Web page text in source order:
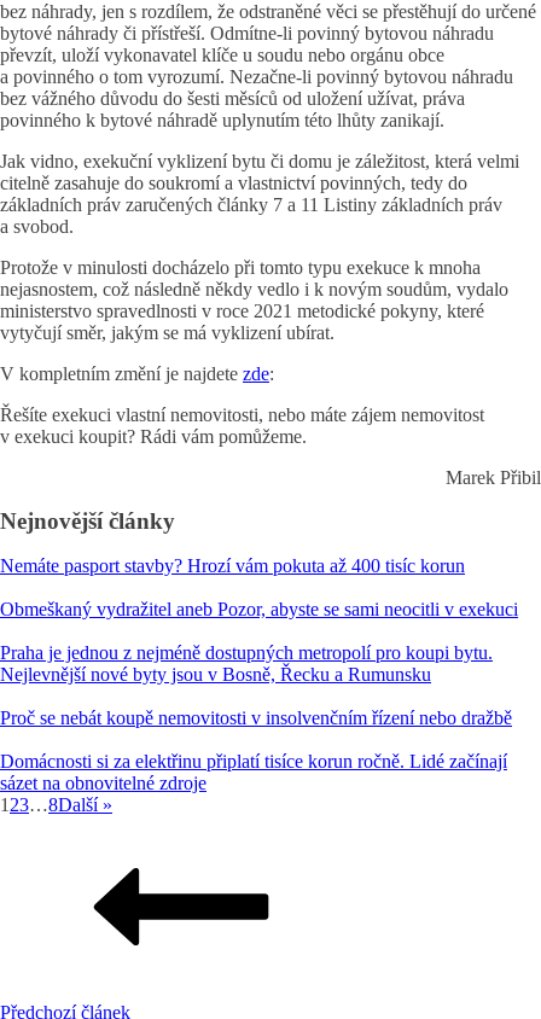
bez náhrady, jen s rozdílem, že odstraněné věci se přestěhují do určené
bytové náhrady či přístřeší. Odmítne-li povinný bytovou náhradu
převzít, uloží vykonavatel klíče u soudu nebo orgánu obce
a povinného o tom vyrozumí. Nezačne-li povinný bytovou náhradu
bez vážného důvodu do šesti měsíců od uložení užívat, práva
povinného k bytové náhradě uplynutím této lhůty zanikají.
Jak vidno, exekuční vyklizení bytu či domu je záležitost, která velmi
citelně zasahuje do soukromí a vlastnictví povinných, tedy do
základních práv zaručených články 7 a 11 Listiny základních práv
a svobod.
Protože v minulosti docházelo při tomto typu exekuce k mnoha
nejasnostem, což následně někdy vedlo i k novým soudům, vydalo
ministerstvo spravedlnosti v roce 2021 metodické pokyny, které
vytyčují směr, jakým se má vyklizení ubírat.
V kompletním změní je najdete zde:
Řešíte exekuci vlastní nemovitosti, nebo máte zájem nemovitost
v exekuci koupit? Rádi vám pomůžeme.
Marek Přibil
Nejnovější články
Nemáte pasport stavby? Hrozí vám pokuta až 400 tisíc korun
Obmeškaný vydražitel aneb Pozor, abyste se sami neocitli v exekuci
Praha je jednou z nejméně dostupných metropolí pro koupi bytu.
Nejlevnější nové byty jsou v Bosně, Řecku a Rumunsku
Proč se nebát koupě nemovitosti v insolvenčním řízení nebo dražbě
Domácnosti si za elektřinu připlatí tisíce korun ročně. Lidé začínají
sázet na obnovitelné zdroje
1 23…8Další »
Předchozí článek